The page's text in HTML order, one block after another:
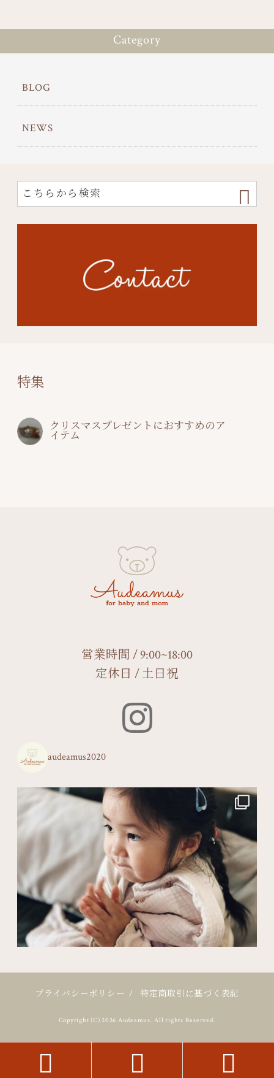
Category
BLOG
NEWS
特集
クリスマスプレゼントにおすすめのア
イテム
営業時間 / 9:00~18:00
定休日 / 土日祝
audeamus2020
プライバシーポリシー / 特定商取引に基づく表記
Copyright (C) 2026 Audeamus. All rights Reserved.
  